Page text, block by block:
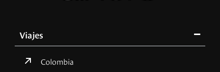
Viajes
Colombia